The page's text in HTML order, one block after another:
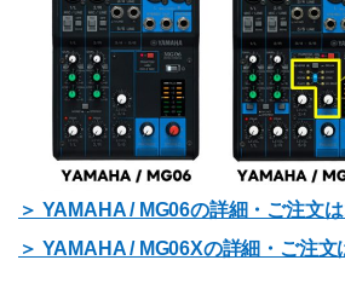
＞ YAMAHA / MG06の詳細・ご注文
＞ YAMAHA / MG06Xの詳細・ご注文